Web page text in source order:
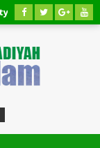
Remittance
03 AGUSTUS 2026/